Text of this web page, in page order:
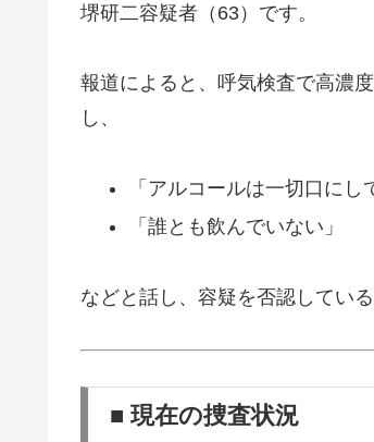
堺研二容疑者（63）です。
報道によると、呼気検査で高濃
し、
「アルコールは一切口にし
「誰とも飲んでいない」
などと話し、容疑を否認してい
■ 現在の捜査状況